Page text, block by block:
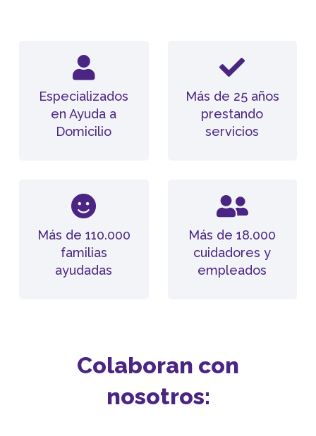
Especializados
en Ayuda a
Domicilio
Más de 25 años
prestando
servicios
Más de 110.000
familias
ayudadas
Más de 18.000
cuidadores y
empleados
Colaboran con
nosotros: